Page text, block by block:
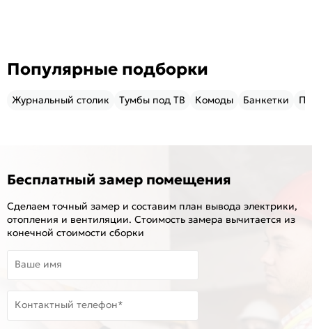
Популярные подборки
Журнальный столик Тумбы под ТВ Комоды Банкетки
Бесплатный замер помещения
Сделаем точный замер и составим план вывода электрики,
отопления и вентиляции. Стоимость замера вычитается из
конечной стоимости сборки
Ваше имя
Контактный телефон*